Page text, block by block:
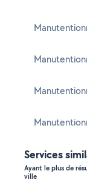
Services
Ayant le plus de
ville